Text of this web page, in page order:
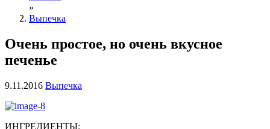
»
Выпечка
Очень простое, но очень вкусное
печенье
9.11.2016 Выпечка
ИНГРЕДИЕНТЫ: